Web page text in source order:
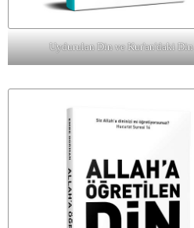
Uydurulan Din ve Kur'an'daki Din